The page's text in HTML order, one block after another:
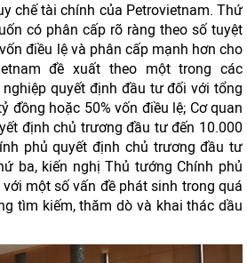
chế tài chính của Petrovietnam. Thứ
có phân cấp rõ ràng theo số tuyệt
điều lệ và phân cấp mạnh hơn cho
đề xuất theo một trong các
quyết định đầu tư đối với tổng
đồng hoặc 50% vốn điều lệ; Cơ quan
định chủ trương đầu tư đến 10.000
phủ quyết định chủ trương đầu tư
ba, kiến nghị Thủ tướng Chính phủ
một số vấn đề phát sinh trong quá
tìm kiếm, thăm dò và khai thác dầu